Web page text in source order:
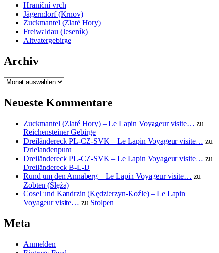
Hraniční vrch
Jägerndorf (Krnov)
Zuckmantel (Zlaté Hory)
Freiwaldau (Jeseník)
Altvatergebirge
Archiv
Archiv
Neueste Kommentare
Zuckmantel (Zlaté Hory) – Le Lapin Voyageur visite… zu
Reichensteiner Gebirge
Dreiländereck PL-CZ-SVK – Le Lapin Voyageur visite… zu
Drielandenpunt
Dreiländereck PL-CZ-SVK – Le Lapin Voyageur visite… zu
Dreiländereck B-L-D
Rund um den Annaberg – Le Lapin Voyageur visite… zu
Zobten (Ślęża)
Cosel und Kandrzin (Kędzierzyn-Koźle) – Le Lapin
Voyageur visite… zu Stolpen
Meta
Anmelden